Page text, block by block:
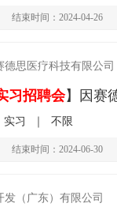
结束时间：2024-04-26
德思医疗科技有限公司
习招聘会】因赛
实习 不限
结束时间：2024-06-30
发（广东）有限公司